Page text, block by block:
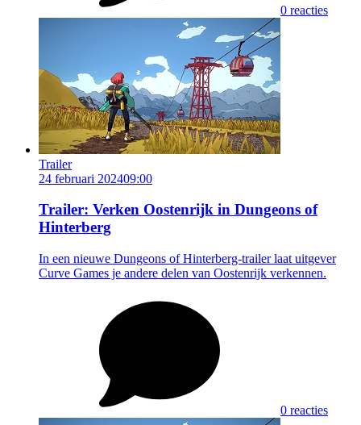
0 reacties
Trailer
24 februari 202409:00
Trailer: Verken Oostenrijk in Dungeons of
Hinterberg
In een nieuwe Dungeons of Hinterberg-trailer laat uitgever
Curve Games je andere delen van Oostenrijk verkennen.
0 reacties